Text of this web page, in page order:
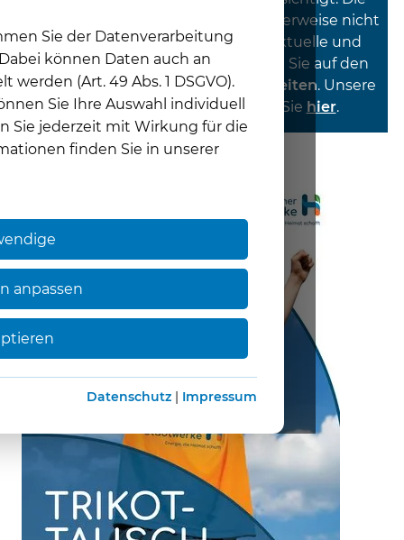
Sie der Datenverarbeitung
können Daten auch an
(Art. 49 Abs. 1 DSGVO).
Sie Ihre Auswahl individuell
Sie jederzeit mit Wirkung für die
finden Sie in unserer
anpassen
Datenschutz | Impressum
Inhalte entsprechen daher möglicherweise nicht
mehr den aktuellen Vorgaben. Aktuelle und
verbindliche Informationen finden Sie auf den
jeweiligen Produkt- und Themenseiten. Unsere
aktuellen Meldungenfinden Sie hier.